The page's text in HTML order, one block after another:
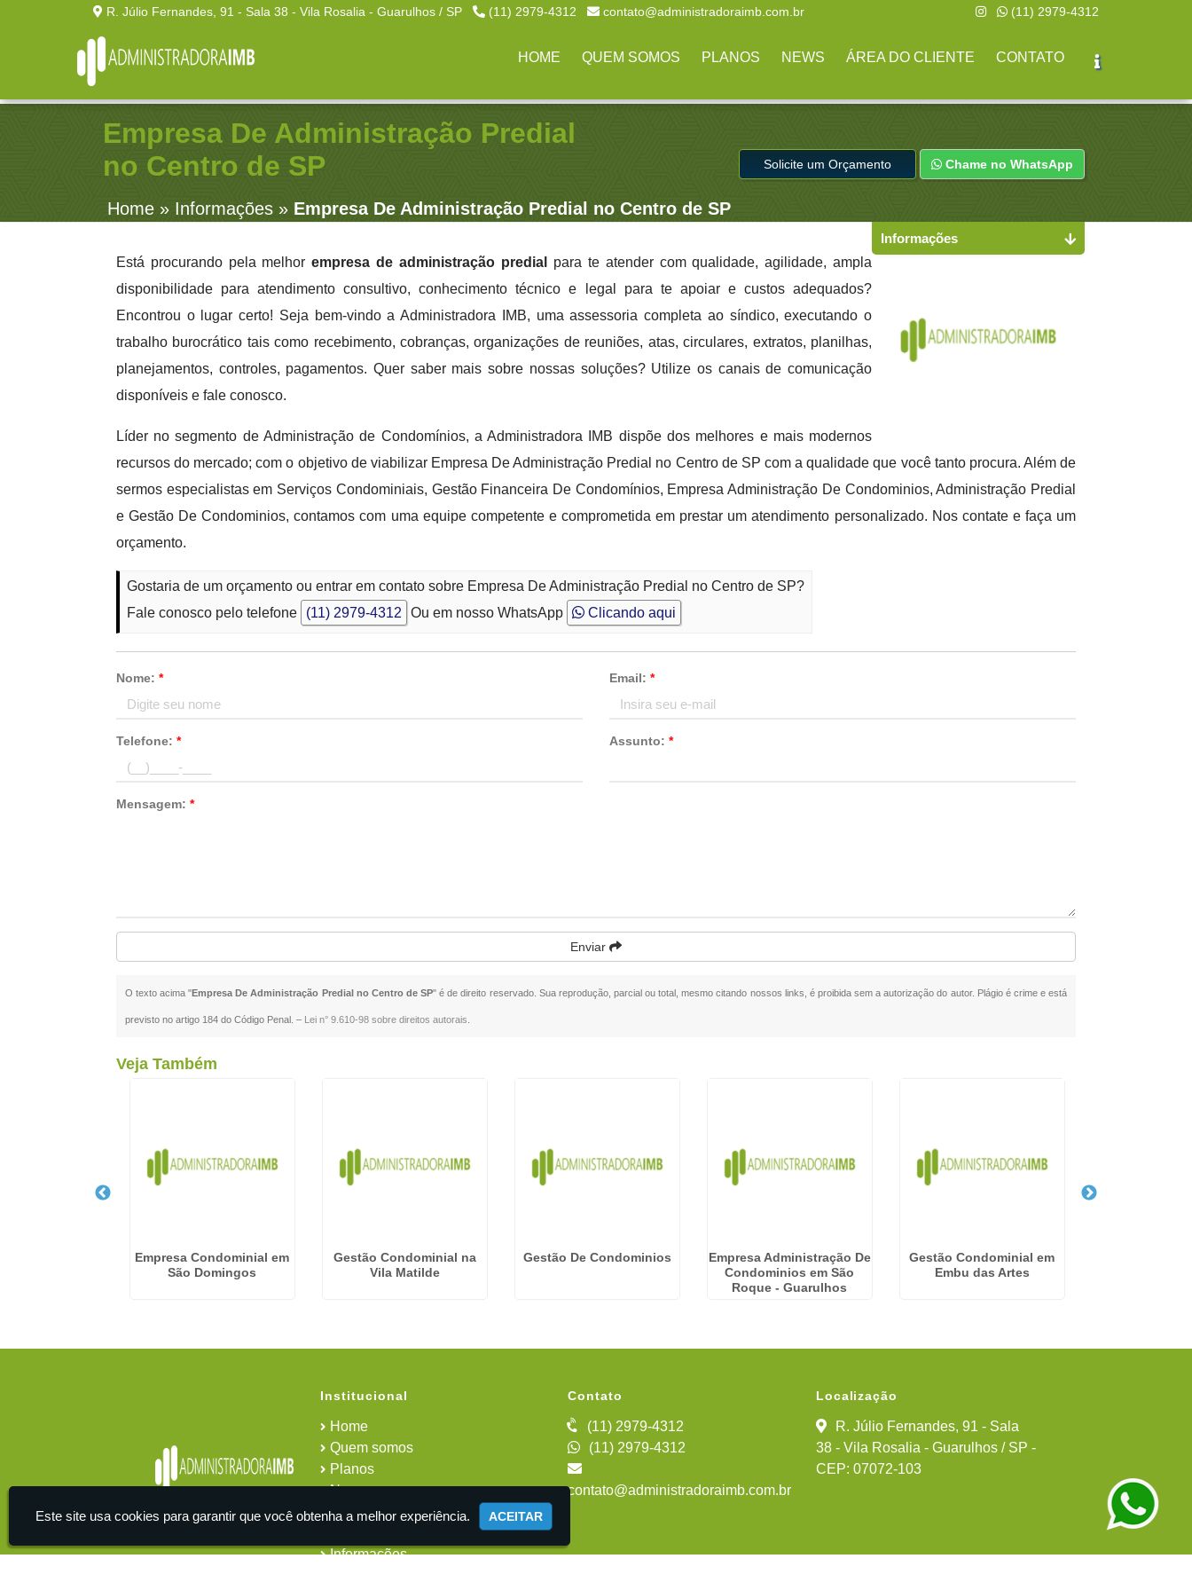
R. Júlio Fernandes, 91 - Sala 38 - Vila Rosalia - Guarulhos / SP (11) 2979-4312 contato@administradoraimb.com.br (11) 2979-4312
HOME QUEM SOMOS PLANOS NEWS ÁREA DO CLIENTE CONTATO
Empresa De Administração Predial
no Centro de SP
Home» Informações » Empresa De Administração Predial no Centro de SP
Solicite um Orçamento Chame no WhatsApp
Está procurando pela melhorempresa de administração predial
para te atender com qualidade, agilidade, ampla
disponibilidade para atendimento consultivo, conhecimento técnico e legal para te apoiar e custos adequados?
Encontrou o lugar certo! Seja bem-vindo a Administradora IMB, uma assessoria completa ao síndico, executando o
trabalho burocrático tais como recebimento, cobranças, organizações de reuniões, atas, circulares, extratos, planilhas,
planejamentos, controles, pagamentos. Quer saber mais sobre nossas soluções? Utilize os canais de comunicação
disponíveis e fale conosco.
Líder no segmento de Administração de Condomínios, a Administradora IMB dispõe dos melhores e mais modernos
recursos do mercado; com o objetivo de viabilizar Empresa De Administração Predial no Centro de SP com a qualidade que você tanto procura. Além de
sermos especialistas em Serviços Condominiais, Gestão Financeira De Condomínios, Empresa Administração De Condominios, Administração Predial
e Gestão De Condominios, contamos com uma equipe competente e comprometida em prestar um atendimento personalizado. Nos contate e faça um
orçamento.
Gostaria de um orçamento ou entrar em contato sobre Empresa De Administração Predial no Centro de SP?
Fale conosco pelo telefone
(11) 2979-4312 Ou em nosso WhatsApp Clicando aqui
Nome: * Email: *
Telefone: * Assunto: *
Mensagem: *
Enviar
O texto acima "Empresa De Administração Predial no Centro de SP" é de direito reservado. Sua reprodução, parcial ou total, mesmo citando nossos links, é proibida sem a autorização do autor. Plágio é crime e está
previsto no artigo 184 do Código Penal. – Lei n° 9.610-98 sobre direitos autorais
Informações
Veja Também
Empresa Condominial em
São Domingos
Gestão Condominial na
Vila Matilde
Gestão De Condominios
Empresa Administração De
Condominios em São
Roque - Guarulhos
Gestão Condominial em
Embu das Artes
Institucional
Home
Quem somos
Planos
News
Área do cliente
Informações
Contato
(11) 2979-4312
(11) 2979-4312
contato@administradoraimb.com.br
Localização
R. Júlio Fernandes, 91 - Sala
38 - Vila Rosalia - Guarulhos / SP -
CEP: 07072-103
Este site usa cookies para garantir que você obtenha a melhor experiência. ACEITAR